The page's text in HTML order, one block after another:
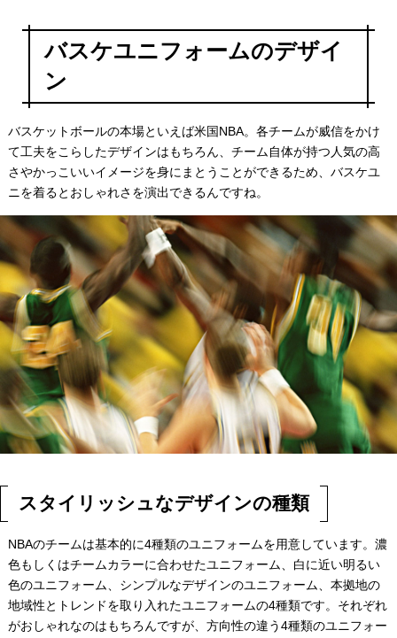
バスケユニフォームのデザイ
ン
バスケットボールの本場といえば米国NBA。各チームが威信をかけ
て工夫をこらしたデザインはもちろん、チーム自体が持つ人気の高
さやかっこいいイメージを身にまとうことができるため、バスケユ
ニを着るとおしゃれさを演出できるんですね。
スタイリッシュなデザインの種類
NBAのチームは基本的に4種類のユニフォームを用意しています。濃
色もしくはチームカラーに合わせたユニフォーム、白に近い明るい
色のユニフォーム、シンプルなデザインのユニフォーム、本拠地の
地域性とトレンドを取り入れたユニフォームの4種類です。それぞれ
がおしゃれなのはもちろんですが、方向性の違う4種類のユニフォー